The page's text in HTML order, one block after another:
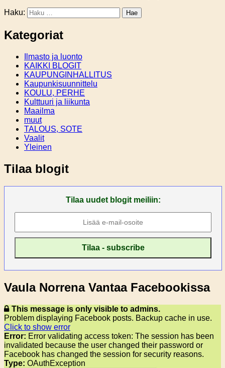
Haku:
Kategoriat
Ilmasto ja luonto
KAIKKI BLOGIT
KAUPUNGINHALLITUS
Kaupunkisuunnittelu
KOULU, PERHE
Kulttuuri ja liikunta
Maailma
muut
TALOUS, SOTE
Vaalit
Yleinen
Tilaa blogit
Tilaa uudet blogit meiliin:
Vaula Norrena Vantaa Facebookissa
This message is only visible to admins.
Problem displaying Facebook posts. Backup cache in use.
Click to show error
Error: Error validating access token: The session has been
invalidated because the user changed their password or
Facebook has changed the session for security reasons.
Type: OAuthException